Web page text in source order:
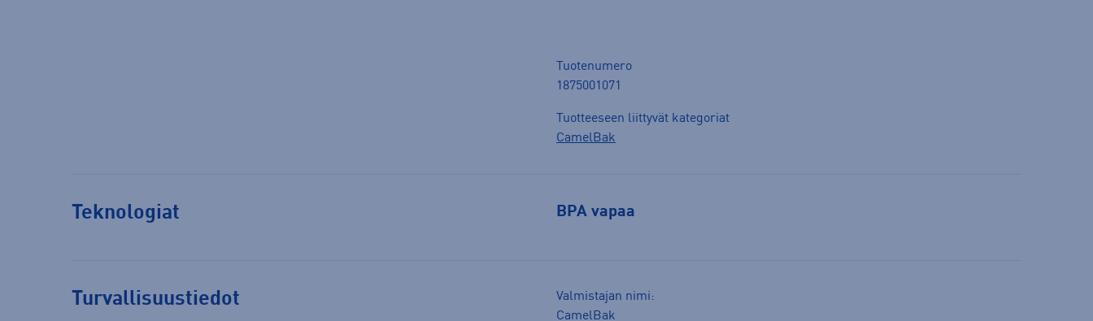
Tuotenumero
1875001071
Tuotteeseen liittyvät kategoriat
CamelBak
Teknologiat BPA vapaa
Turvallisuustiedot
Valmistajan nimi:
CamelBak